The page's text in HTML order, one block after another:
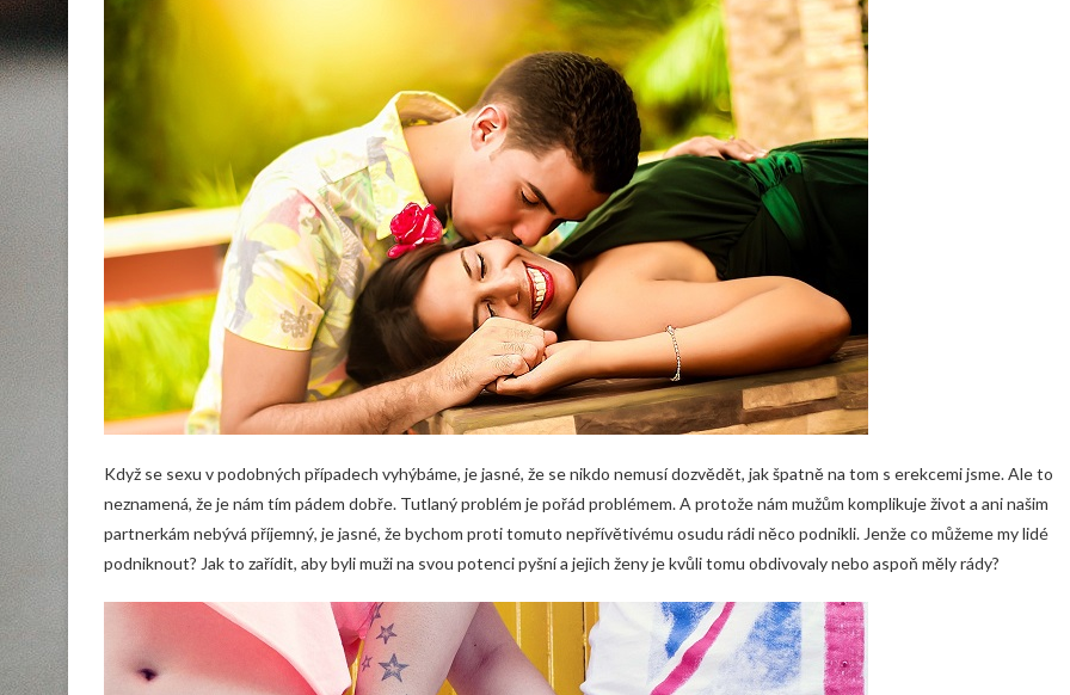
Když se sexu v podobných případech vyhýbáme, je jasné, že se nikdo nemusí dozvědět, jak špatně na tom s erekcemi jsme. Ale to
neznamená, že je nám tím pádem dobře. Tutlaný problém je pořád problémem. A protože nám mužům komplikuje život a ani našim
partnerkám nebývá příjemný, je jasné, že bychom proti tomuto nepřívětivému osudu rádi něco podnikli. Jenže co můžeme my lidé
podniknout? Jak to zařídit, aby byli muži na svou potenci pyšní a jejich ženy je kvůli tomu obdivovaly nebo aspoň měly rády?